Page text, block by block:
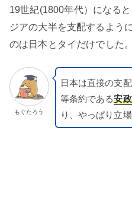
19世紀(1800年代）になる
ジアの大半を支配するよう
のは日本とタイだけでした。
もぐたろう
日本は直接の支
等条約である安
り、やっぱり立